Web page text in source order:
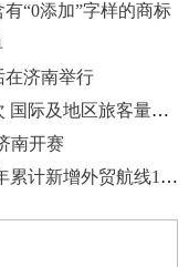
“0添加”字样的商标
在济南举行
青岛机场2026年客流量已突破千万人次 国际及地区旅客量增两成
南开赛
青岛港开通美国西海岸直航新航线 今年累计新增外贸航线13条